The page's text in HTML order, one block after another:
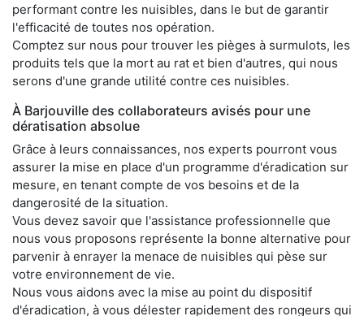
performant contre les nuisibles, dans le but de garantir
l'efficacité de toutes nos opération.
Comptez sur nous pour trouver les pièges à surmulots, les
produits tels que la mort au rat et bien d'autres, qui nous
serons d'une grande utilité contre ces nuisibles.
À Barjouville des collaborateurs avisés pour une
dératisation absolue
Grâce à leurs connaissances, nos experts pourront vous
assurer la mise en place d'un programme d'éradication sur
mesure, en tenant compte de vos besoins et de la
dangerosité de la situation.
Vous devez savoir que l'assistance professionnelle que
nous vous proposons représente la bonne alternative pour
parvenir à enrayer la menace de nuisibles qui pèse sur
votre environnement de vie.
Nous vous aidons avec la mise au point du dispositif
d'éradication, à vous délester rapidement des rongeurs qui